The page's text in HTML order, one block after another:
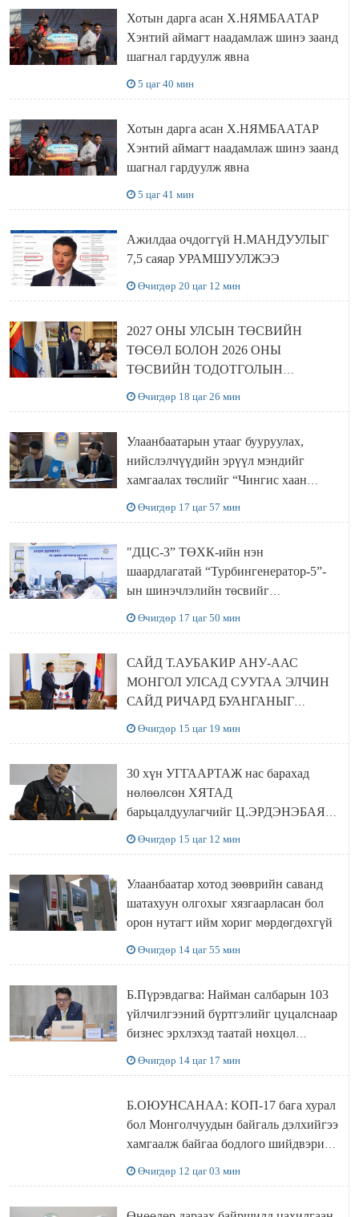
Хотын дарга асан Х.НЯМБААТАР
Хэнтий аймагт наадамлаж шинэ заанд
шагнал гардуулж явна
5 цаг 40 мин
Хотын дарга асан Х.НЯМБААТАР
Хэнтий аймагт наадамлаж шинэ заанд
шагнал гардуулж явна
5 цаг 41 мин
Ажилдаа очдоггүй Н.МАНДУУЛЫГ
7,5 саяар УРАМШУУЛЖЭЭ
Өчигдөр 20 цаг 12 мин
2027 ОНЫ УЛСЫН ТӨСВИЙН
ТӨСӨЛ БОЛОН 2026 ОНЫ
ТӨСВИЙН ТОДОТГОЛЫН
Өчигдөр 18 цаг 26 мин
Улаанбаатарын утааг бууруулах,
нийслэлчүүдийн эрүүл мэндийг
хамгаалах төслийг “Чингис хаан
Өчигдөр 17 цаг 57 мин
"ДЦС-3” ТӨХК-ийн нэн
шаардлагатай “Турбингенератор-5”-
ын шинэчлэлийн төсвийг
Өчигдөр 17 цаг 50 мин
САЙД Т.АУБАКИР АНУ-ААС
МОНГОЛ УЛСАД СУУГАА ЭЛЧИН
САЙД РИЧАРД БУАНГАНЫГ
Өчигдөр 15 цаг 19 мин
30 хүн УГГААРТАЖ нас барахад
нөлөөлсөн ХЯТАД
барьцалдуулагчийг Ц.ЭРДЭНЭБАЯР
Өчигдөр 15 цаг 12 мин
Улаанбаатар хотод зөөврийн саванд
шатахуун олгохыг хязгаарласан бол
орон нутагт ийм хориг мөрдөгдөхгүй
Өчигдөр 14 цаг 55 мин
Б.Пүрэвдагва: Найман салбарын 103
үйлчилгээний бүртгэлийг цуцалснаар
бизнес эрхлэхэд таатай нөхцөл
Өчигдөр 14 цаг 17 мин
Б.ОЮУНСАНАА: КОП-17 бага хурал
бол Монголчуудын байгаль дэлхийгээ
хамгаалж байгаа бодлого шийдвэрийг
Өчигдөр 12 цаг 03 мин